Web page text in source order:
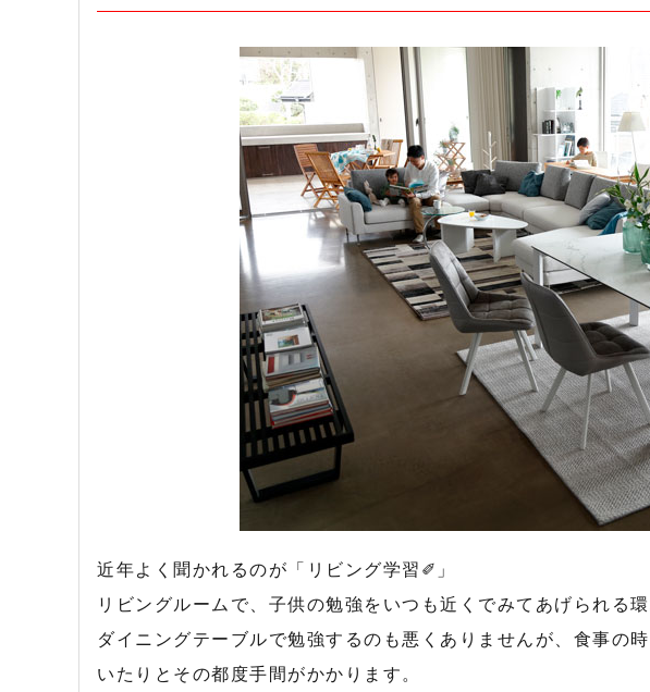
近年よく聞かれるのが「リビング学習✐」
リビングルームで、子供の勉強をいつも近くでみてあげられる
ダイニングテーブルで勉強するのも悪くありませんが、食事の
いたりとその都度手間がかかります。